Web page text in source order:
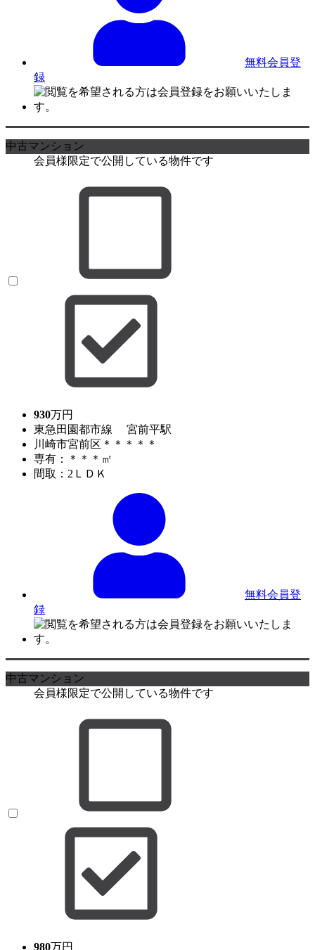
無料会員登
録
中古マンション
会員様限定で公開している物件です
930万円
東急田園都市線 宮前平駅
川崎市宮前区＊＊＊＊＊
専有：＊＊＊㎡
間取：2ＬＤＫ
無料会員登
録
中古マンション
会員様限定で公開している物件です
980万円